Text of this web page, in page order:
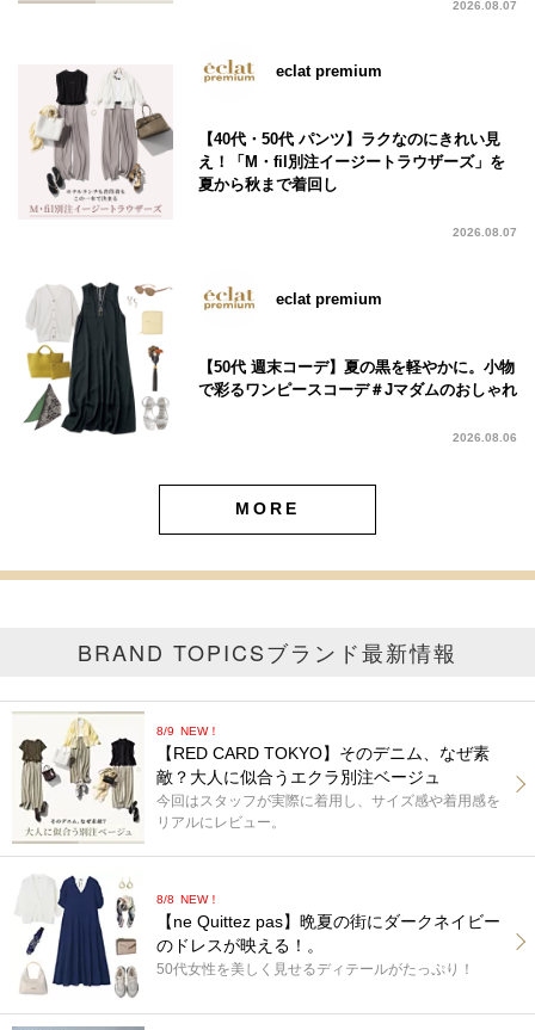
2026.08.07
eclat premium
【40代・50代 パンツ】ラクなのにきれい見
え！「M・fil別注イージートラウザーズ」を
夏から秋まで着回し
2026.08.07
eclat premium
【50代 週末コーデ】夏の黒を軽やかに。小物
で彩るワンピースコーデ＃Jマダムのおしゃれ
2026.08.06
MORE
BRAND TOPICSブランド最新情報
8/9 NEW！
【RED CARD TOKYO】そのデニム、なぜ素
敵？大人に似合うエクラ別注ベージュ
今回はスタッフが実際に着用し、サイズ感や着用感を
リアルにレビュー。
8/8 NEW！
【ne Quittez pas】晩夏の街にダークネイビー
のドレスが映える！。
50代女性を美しく見せるディテールがたっぷり！